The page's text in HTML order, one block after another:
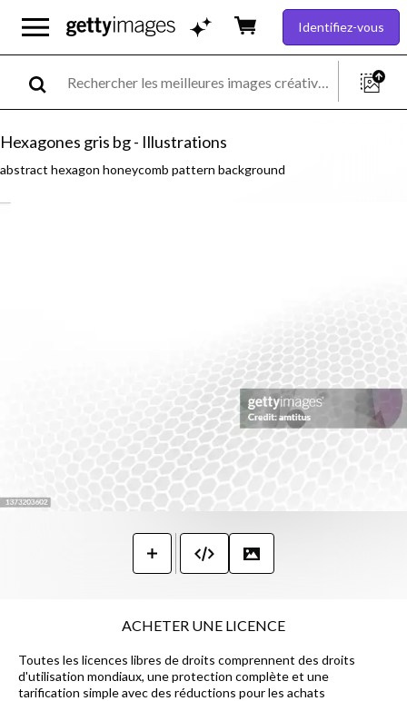
Identifiez-vous
Hexagones gris bg - Illustrations
abstract hexagon honeycomb pattern background
ACHETER UNE LICENCE
Toutes les licences libres de droits comprennent des droits
d'utilisation mondiaux, une protection complète et une
tarification simple avec des réductions pour les achats